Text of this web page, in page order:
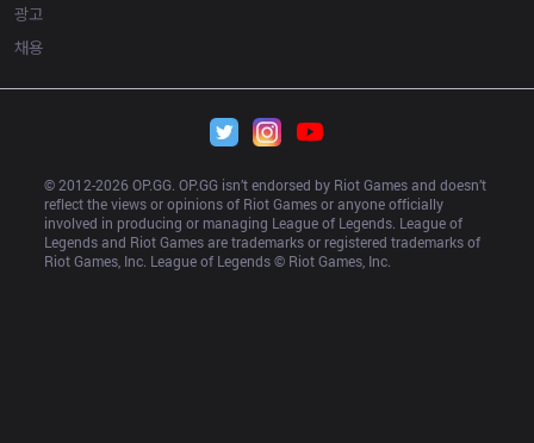
광고
채용
© 2012-2026 OP.GG. OP.GG isn’t endorsed by Riot Games and doesn’t
reflect the views or opinions of Riot Games or anyone officially
involved in producing or managing League of Legends. League of
Legends and Riot Games are trademarks or registered trademarks of
Riot Games, Inc. League of Legends © Riot Games, Inc.